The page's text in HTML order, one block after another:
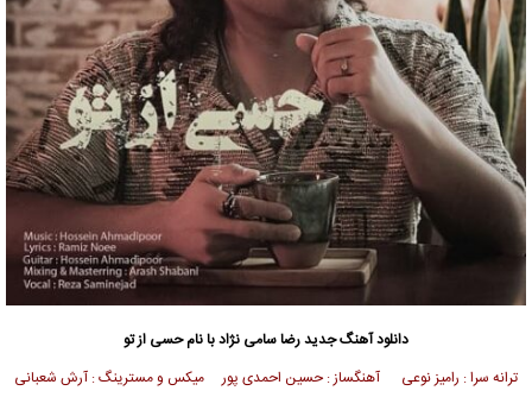
دانلود آهنگ جدیدرضا سامی نژاد با نام حسی از تو
ترانه سرا : رامیز نوعی آهنگساز : حسین احمدی پور میکس و مسترینگ : آرش شعبانی